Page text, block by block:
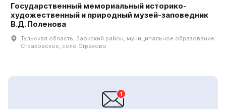
Государственный мемориальный историко-
художественный и природный музей-заповедник
В.Д. Поленова
Тульская область, Заокский район, муниципальное образование
Страховское, село Страхово